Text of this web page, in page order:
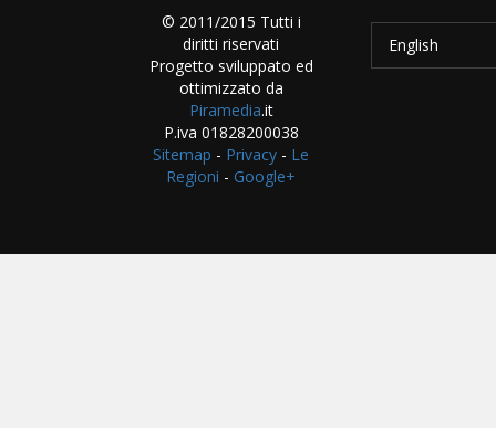
© 2011/2015 Tutti i
diritti riservati
Progetto sviluppato ed
ottimizzato da
Piramedia.it
P.iva 01828200038
Sitemap - Privacy - Le
Regioni - Google+
English